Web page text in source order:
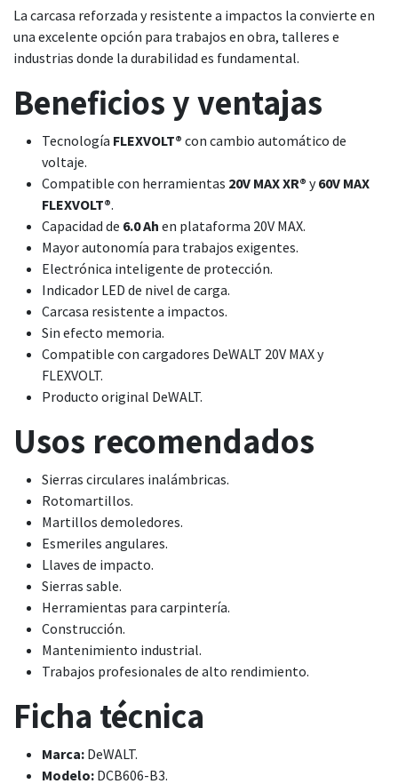
La carcasa reforzada y resistente a impactos la convierte en
una excelente opción para trabajos en obra, talleres e
industrias donde la durabilidad es fundamental.
Beneficios y ventajas
Tecnología FLEXVOLT® con cambio automático de
voltaje.
Compatible con herramientas 20V MAX XR® y60V MAX
FLEXVOLT®.
Capacidad de 6.0 Ah en plataforma 20V MAX.
Mayor autonomía para trabajos exigentes.
Electrónica inteligente de protección.
Indicador LED de nivel de carga.
Carcasa resistente a impactos.
Sin efecto memoria.
Compatible con cargadores DeWALT 20V MAX y
FLEXVOLT.
Producto original DeWALT.
Usos recomendados
Sierras circulares inalámbricas.
Rotomartillos.
Martillos demoledores.
Esmeriles angulares.
Llaves de impacto.
Sierras sable.
Herramientas para carpintería.
Construcción.
Mantenimiento industrial.
Trabajos profesionales de alto rendimiento.
Ficha técnica
Marca: DeWALT.
Modelo: DCB606-B3.